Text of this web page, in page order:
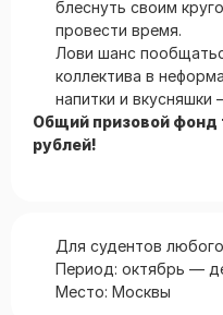
блеснуть своим
провести время.
Лови шанс
коллектива в
напитки и вкусняшки
Общий призовой фонд
рублей!
Для судентов
Период: октябрь —
Место: Москвы